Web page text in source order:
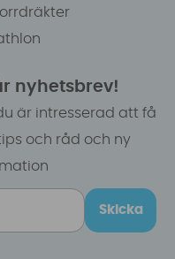
nyhetsbrev!
är intresserad att få
och råd och ny
Skicka